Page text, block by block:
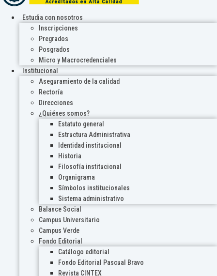
Estudia con nosotros
Inscripciones
Pregrados
Posgrados
Micro y Macrocredenciales
Institucional
Aseguramiento de la calidad
Rectoría
Direcciones
¿Quiénes somos?
Estatuto general
Estructura Administrativa
Identidad institucional
Historia
Filosofía institucional
Organigrama
Símbolos institucionales
Sistema administrativo
Balance Social
Campus Universitario
Campus Verde
Fondo Editorial
Catálogo editorial
Fondo Editorial Pascual Bravo
Revista CINTEX